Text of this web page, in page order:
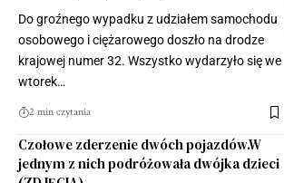
Do groźnego wypadku z udziałem samochodu
osobowego i ciężarowego doszło na drodze
krajowej numer 32. Wszystko wydarzyło się we
wtorek…
2 min czytania
Czołowe zderzenie dwóch pojazdów.W
jednym z nich podróżowała dwójka dzieci